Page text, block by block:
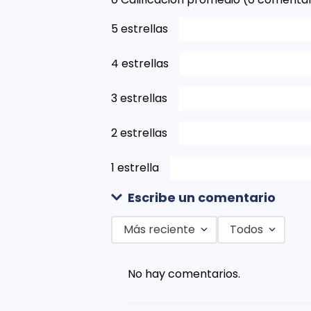
5 estrellas
4 estrellas
3 estrellas
2 estrellas
1 estrella
Escribe un comentario
Título
Más reciente Todos
No hay comentarios.